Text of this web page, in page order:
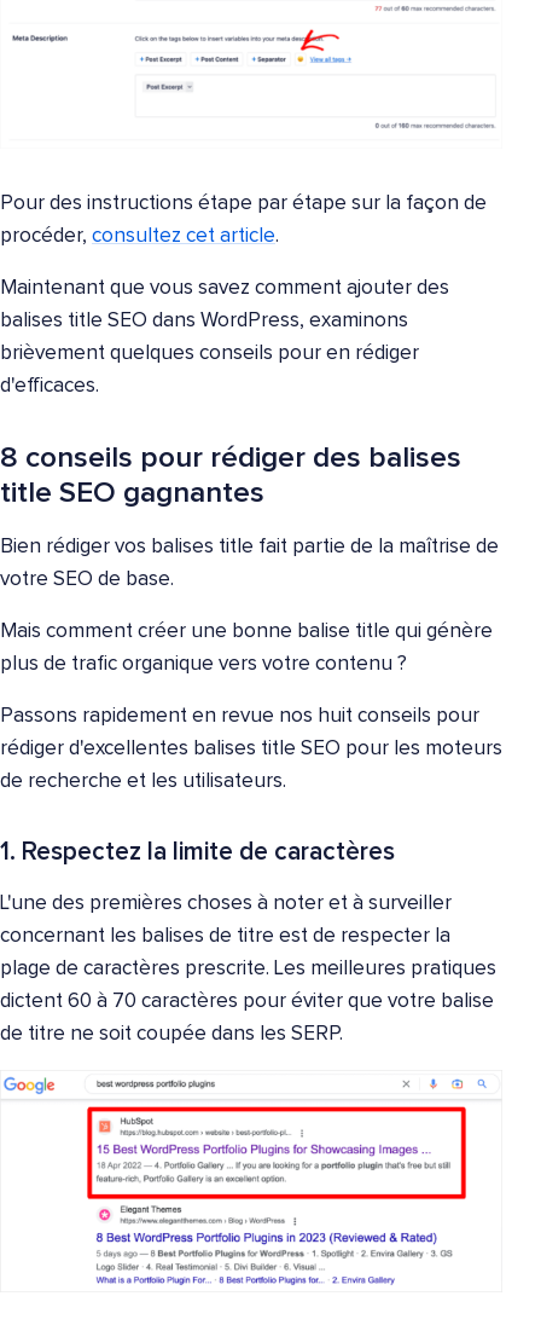
Pour des instructions étape par étape sur la façon de
procéder, consultez cet article.
Maintenant que vous savez comment ajouter des
balises title SEO dans WordPress, examinons
brièvement quelques conseils pour en rédiger
d'efficaces.
8 conseils pour rédiger des balises
title SEO gagnantes
Bien rédiger vos balises title fait partie de la maîtrise de
votre SEO de base.
Mais comment créer une bonne balise title qui génère
plus de trafic organique vers votre contenu ?
Passons rapidement en revue nos huit conseils pour
rédiger d'excellentes balises title SEO pour les moteurs
de recherche et les utilisateurs.
1. Respectez la limite de caractères
L'une des premières choses à noter et à surveiller
concernant les balises de titre est de respecter la
plage de caractères prescrite. Les meilleures pratiques
dictent 60 à 70 caractères pour éviter que votre balise
de titre ne soit coupée dans les SERP.